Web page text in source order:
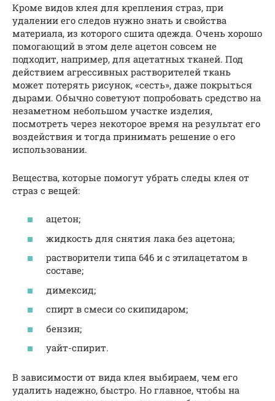
Кроме видов клея для крепления страз, при
удалении его следов нужно знать и свойства
материала, из которого сшита одежда. Очень хорошо
помогающий в этом деле ацетон совсем не
подходит, например, для ацетатных тканей. Под
действием агрессивных растворителей ткань
может потерять рисунок, «сесть», даже покрыться
дырами. Обычно советуют попробовать средство на
незаметном небольшом участке изделия,
посмотреть через некоторое время на результат его
воздействия и тогда принимать решение о его
использовании.
Вещества, которые помогут убрать следы клея от
страз с вещей:
ацетон;
жидкость для снятия лака без ацетона;
растворители типа 646 и с этилацетатом в
составе;
димексид;
спирт в смеси со скипидаром;
бензин;
уайт-спирит.
В зависимости от вида клея выбираем, чем его
удалить надежно, быстро. Но главное, чтобы на